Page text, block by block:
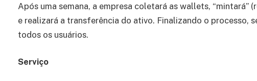
Após uma semana, a empresa coletará as wallets,
e realizará a transferência do ativo. Finalizando o processo,
todos os usuários.
Serviço